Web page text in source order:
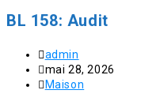
BL 158: Audit
admin
mai 28, 2026
Maison